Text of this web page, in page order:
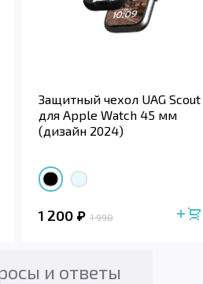
Защитный чехол UAG Scout
для Apple Watch 45 мм
(дизайн 2024)
1 200 1 990
и ответы